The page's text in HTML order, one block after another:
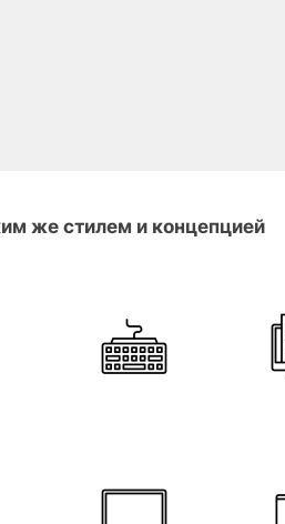
же стилем и концепцией